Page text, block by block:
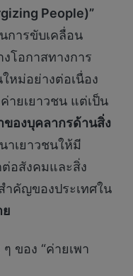
People)”
การขับเคลื่อน
โอกาสทางการ
หม่อย่างต่อเนื่อง
ายเยาวชน แต่เป็น
ของบุคลากรด้านสิ่ง
าเยาวชนให้มี
อสังคมและสิ่ง
ำคัญของประเทศใน
ของ “ค่ายเพา